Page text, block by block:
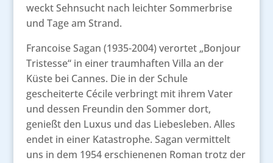
weckt Sehnsucht nach leichter Sommerbrise
und Tage am Strand.
Francoise Sagan (1935-2004) verortet „Bonjour
Tristesse“ in einer traumhaften Villa an der
Küste bei Cannes. Die in der Schule
gescheiterte Cécile verbringt mit ihrem Vater
und dessen Freundin den Sommer dort,
genießt den Luxus und das Liebesleben. Alles
endet in einer Katastrophe. Sagan vermittelt
uns in dem 1954 erschienenen Roman trotz der